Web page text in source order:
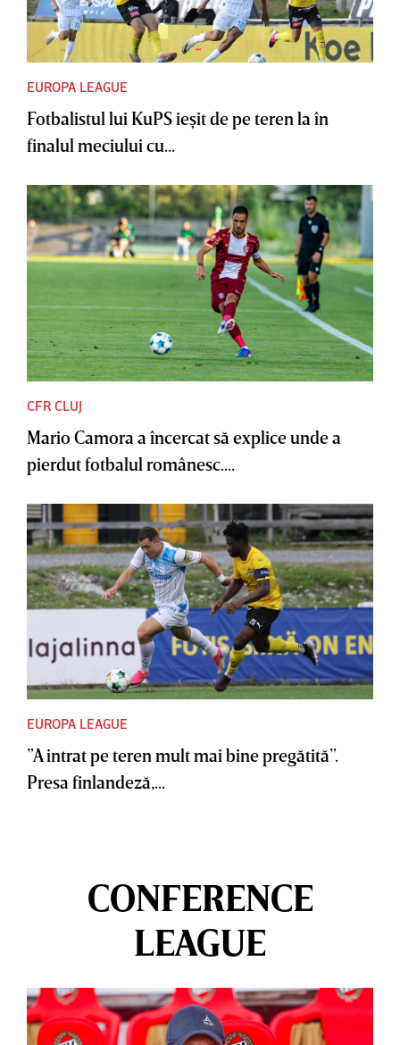
EUROPA LEAGUE
Fotbalistul lui KuPS ieşit de pe teren la în
finalul meciului cu...
CFR CLUJ
Mario Camora a încercat să explice unde a
pierdut fotbalul românesc....
EUROPA LEAGUE
”A intrat pe teren mult mai bine pregătită”.
Presa finlandeză,...
CONFERENCE
LEAGUE